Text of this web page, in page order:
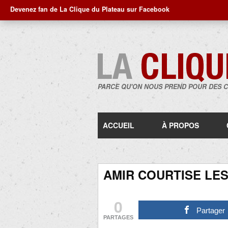
Devenez fan de La Clique du Plateau sur Facebook
PARCE QU'ON NOUS PREND POUR DES
ACCUEIL À PROPOS
AMIR COURTISE
0
PARTAGES
Partager